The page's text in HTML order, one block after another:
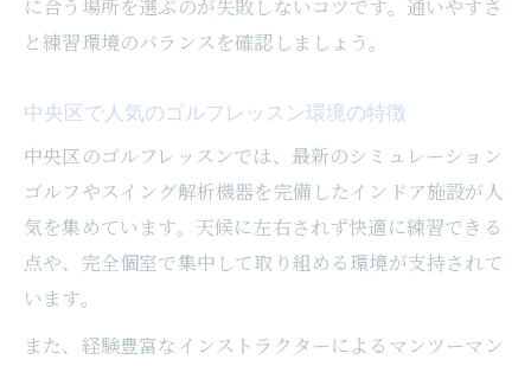
ン
周囲を気にせず練習できる環境の選び方
力
に合う場所を選ぶのが失敗しないコツです。通いやすさ
と練習環境のバランスを確認しましょう。
中央区で人気のゴルフレッスン環境の特徴
中央区のゴルフレッスンでは、最新のシミュレーション
ゴルフやスイング解析機器を完備したインドア施設が人
気を集めています。天候に左右されず快適に練習できる
点や、完全個室で集中して取り組める環境が支持されて
います。
また、経験豊富なインストラクターによるマンツーマン